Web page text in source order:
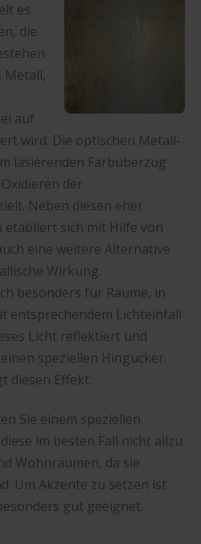
es
die
Metall,
auf
wird. Die optischen Metall-
lasierenden Farbüberzug
der
Neben diesen eher
sich mit Hilfe von
eine weitere Alternative
Wirkung.
besonders für Räume, in
entsprechendem Lichteinfall
Licht reflektiert und
speziellen Hingucker.
diesen Effekt.
Sie einem speziellen
diese im besten Fall nicht allzu
Wohnräumen, da sie
Um Akzente zu setzen ist
gut geeignet.